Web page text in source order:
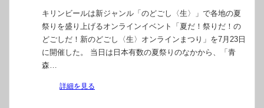
キリンビールは新ジャンル「のどごし〈生〉」で各地の夏
祭りを盛り上げるオンラインイベント「夏だ！祭りだ！の
どごしだ！新のどごし〈生〉オンラインまつり」を7月23日
に開催した。 当日は日本有数の夏祭りのなかから、「青
森…
詳細を見る